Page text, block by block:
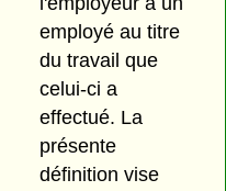
employé au titre
du travail que
celui-ci a
effectué. La
présente
définition vise